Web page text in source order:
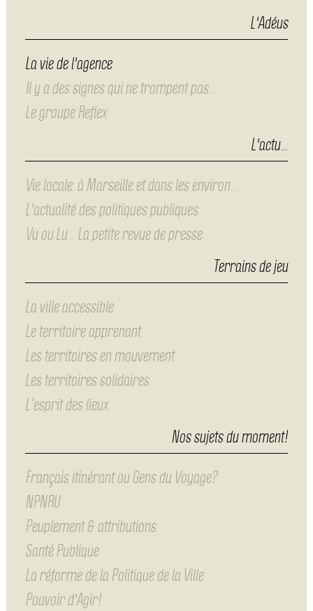
L'Adéus
La vie de l'agence
Il y a des signes qui ne trompent pas…
Le groupe Reflex
L'actu…
Vie locale: à Marseille et dans les environ…
L'actualité des politiques publiques
Vu ou Lu… La petite revue de presse
Terrains de jeu
La ville accessible
Le territoire apprenant
Les territoires en mouvement
Les territoires solidaires
L’esprit des lieux
Nos sujets du moment!
Français itinérant ou Gens du Voyage?
NPNRU
Peuplement & attributions
Santé Publique
La réforme de la Politique de la Ville
Pouvoir d'Agir!